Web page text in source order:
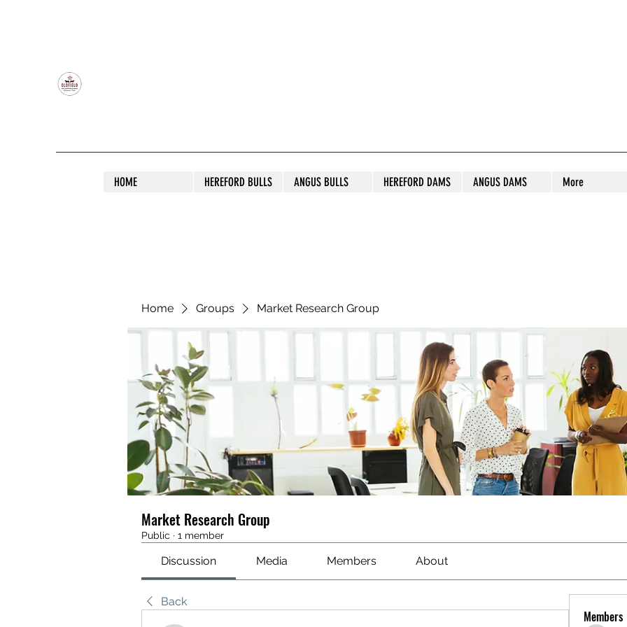
HOME HEREFORD BULLS ANGUS BULLS HEREFORD DAMS ANGUS DAMS More
Home Groups Market Research Group
Market Research Group
Public · 1 member
Discussion Media Members About
Back
Members